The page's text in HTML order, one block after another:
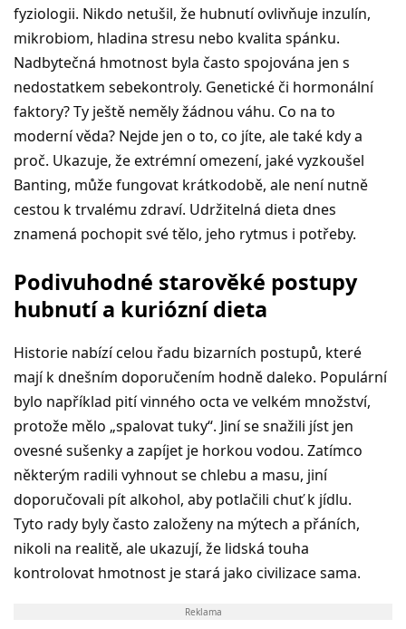
fyziologii. Nikdo netušil, že hubnutí ovlivňuje inzulín,
mikrobiom, hladina stresu nebo kvalita spánku.
Nadbytečná hmotnost byla často spojována jen s
nedostatkem sebekontroly. Genetické či hormonální
faktory? Ty ještě neměly žádnou váhu. Co na to
moderní věda? Nejde jen o to, co jíte, ale také kdy a
proč. Ukazuje, že extrémní omezení, jaké vyzkoušel
Banting, může fungovat krátkodobě, ale není nutně
cestou k trvalému zdraví. Udržitelná dieta dnes
znamená pochopit své tělo, jeho rytmus i potřeby.
Podivuhodné starověké postupy
hubnutí a kuriózní dieta
Historie nabízí celou řadu bizarních postupů, které
mají k dnešním doporučením hodně daleko. Populární
bylo například pití vinného octa ve velkém množství,
protože mělo „spalovat tuky“. Jiní se snažili jíst jen
ovesné sušenky a zapíjet je horkou vodou. Zatímco
některým radili vyhnout se chlebu a masu, jiní
doporučovali pít alkohol, aby potlačili chuť k jídlu.
Tyto rady byly často založeny na mýtech a přáních,
nikoli na realitě, ale ukazují, že lidská touha
kontrolovat hmotnost je stará jako civilizace sama.
Reklama